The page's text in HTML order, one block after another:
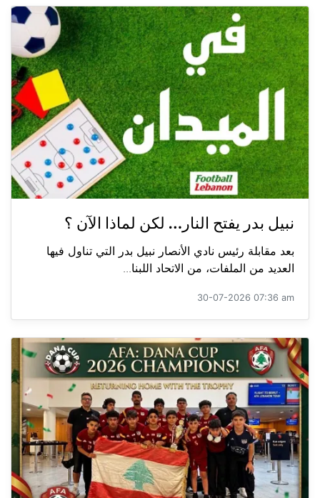
نبيل بدر يفتح النار… لكن لماذا الآن ؟
بعد مقابلة رئيس نادي الأنصار نبيل بدر التي تناول فيها
العديد من الملفات، من الاتحاد اللبنا...
30-07-2026 07:36 am